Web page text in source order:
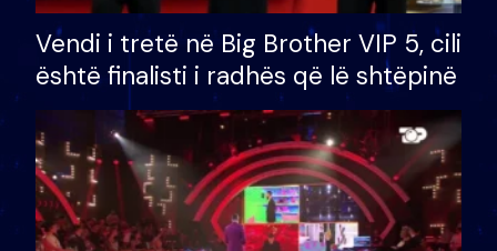
Vendi i tretë në Big Brother VIP 5, cili
është finalisti i radhës që lë shtëpinë